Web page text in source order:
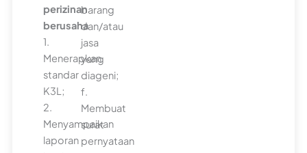
perizinan
berusaha
1.
Menerapkan
standar
K3L;
2.
Menyampaikan
laporan
barang
dan/atau
jasa
yang
diageni;
f.
Membuat
surat
pernyataan